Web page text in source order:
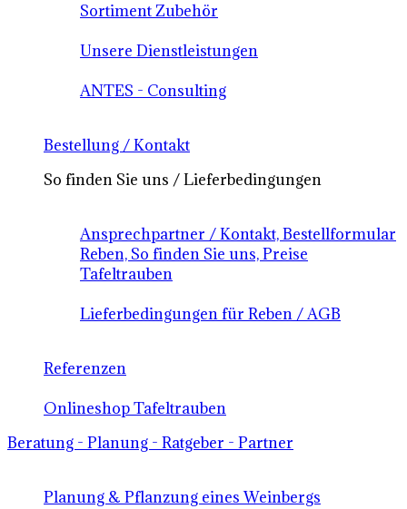
Sortiment Zubehör
Unsere Dienstleistungen
ANTES - Consulting
Bestellung / Kontakt
So finden Sie uns / Lieferbedingungen
Ansprechpartner / Kontakt, Bestellformular
Reben, So finden Sie uns, Preise
Tafeltrauben
Lieferbedingungen für Reben / AGB
Referenzen
Onlineshop Tafeltrauben
Beratung - Planung - Ratgeber - Partner
Planung & Pflanzung eines Weinbergs